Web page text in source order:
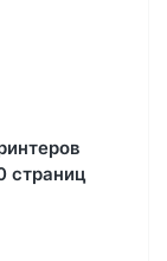
страниц